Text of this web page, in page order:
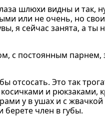
шлюхи видны и так,
или не очень, но
я сейчас занята, а ты
с постоянным
отсосать. Это так
и
у в ушах и с
берете член в губы.